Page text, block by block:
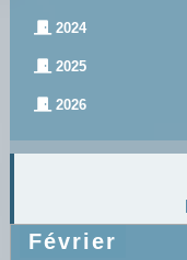
2024
2025
2026
Février